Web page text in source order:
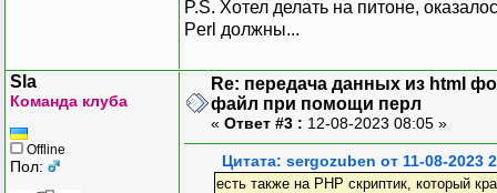
P.S. Хотел делать на питоне,
Perl должны...
Sla
Команда клуба
Offline
Пол:
Re: передача данных из html
файл при помощи перл
« Ответ #3 : 12-08-2023 08:05 »
Цитата: sergozuben от 11-08-2023
есть также на РНР скриптик, который